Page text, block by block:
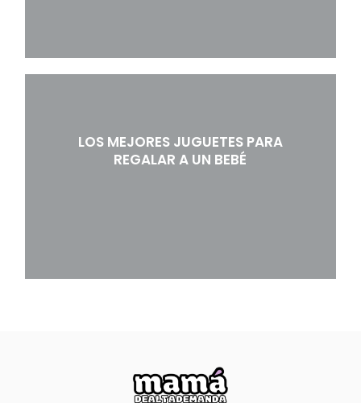
LOS MEJORES JUGUETES PARA
REGALAR A UN BEBÉ